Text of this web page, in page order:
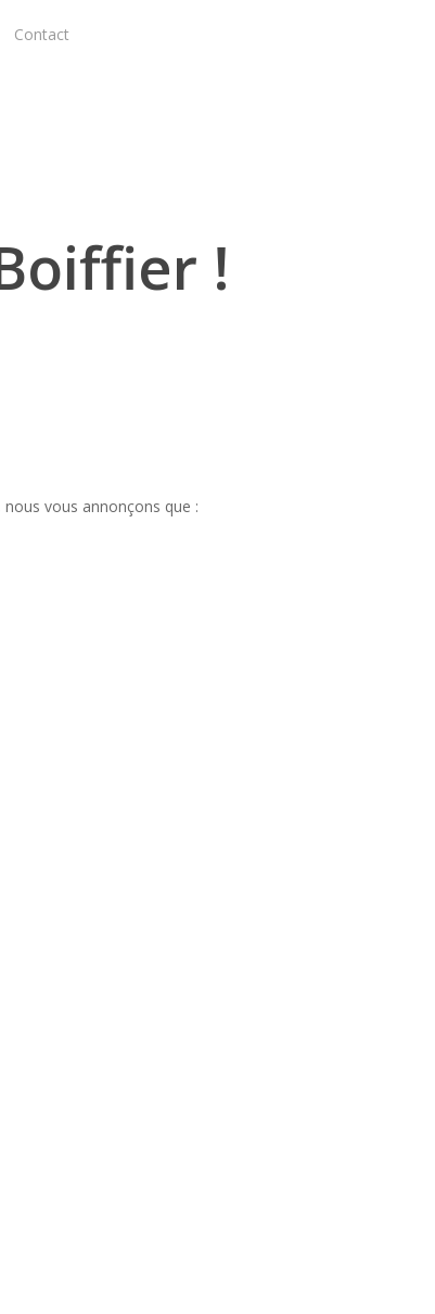
Contact
!
vous annonçons que :